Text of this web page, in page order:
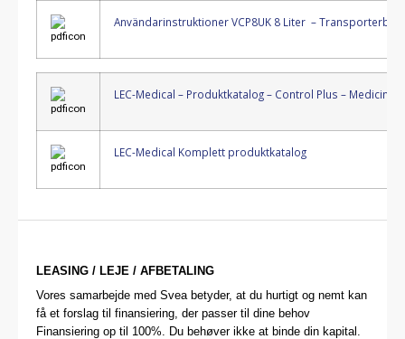
Användarinstruktioner VCP8UK 8 Liter – Transporterbar
LEC-Medical – Produktkatalog – Control Plus –
LEC-Medical Komplett produktkatalog
LEASING / LEJE / AFBETALING
Vores samarbejde med Svea betyder, at du hurtigt og nemt kan
få et forslag til finansiering, der passer til dine behov
Finansiering op til 100%. Du behøver ikke at binde din kapital.